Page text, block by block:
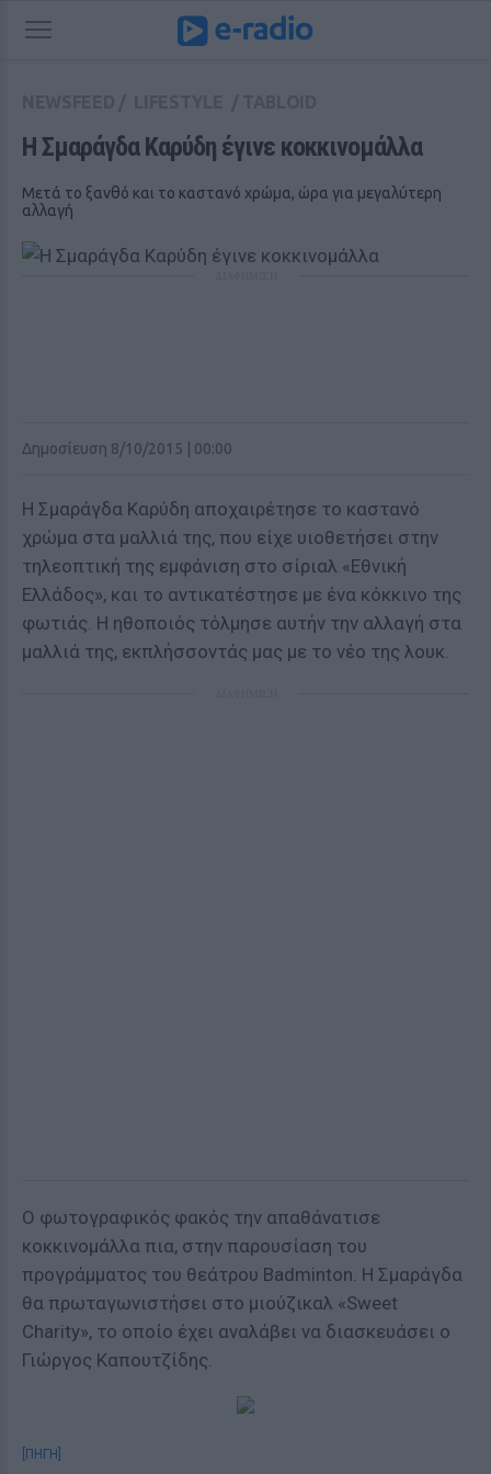
Η Σμαράγδα Καρύδη έγινε κοκκινομάλλα
Μετά το ξανθό και το καστανό χρώμα, ώρα για μεγαλύτερη
αλλαγή
Δημοσίευση 8/10/2015 | 00:00
Η Σμαράγδα Καρύδη αποχαιρέτησε το καστανό
χρώμα στα μαλλιά της, που είχε υιοθετήσει στην
τηλεοπτική της εμφάνιση στο σίριαλ «Εθνική
Ελλάδος», και το αντικατέστησε με ένα κόκκινο της
φωτιάς. Η ηθοποιός τόλμησε αυτήν την αλλαγή στα
μαλλιά της, εκπλήσσοντάς μας με το νέο της λουκ.
O φωτογραφικός φακός την απαθάνατισε
κοκκινομάλλα πια, στην παρουσίαση του
προγράμματος του θεάτρου Badminton. Η Σμαράγδα
θα πρωταγωνιστήσει στο μιούζικαλ «Sweet
Charity», το οποίο έχει αναλάβει να διασκευάσει ο
Γιώργος Καπουτζίδης.
[ΠΗΓΗ]